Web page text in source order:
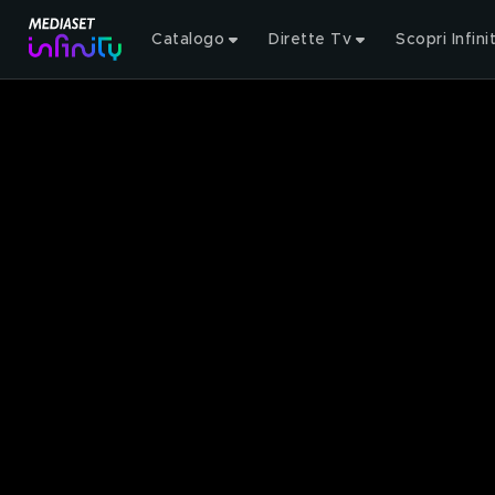
Catalogo Dirette Tv Scopri